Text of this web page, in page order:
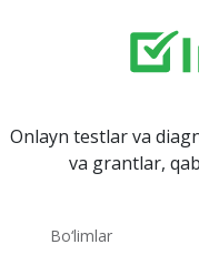
Onlayn testlar va
va grantlar,
Bo‘limlar